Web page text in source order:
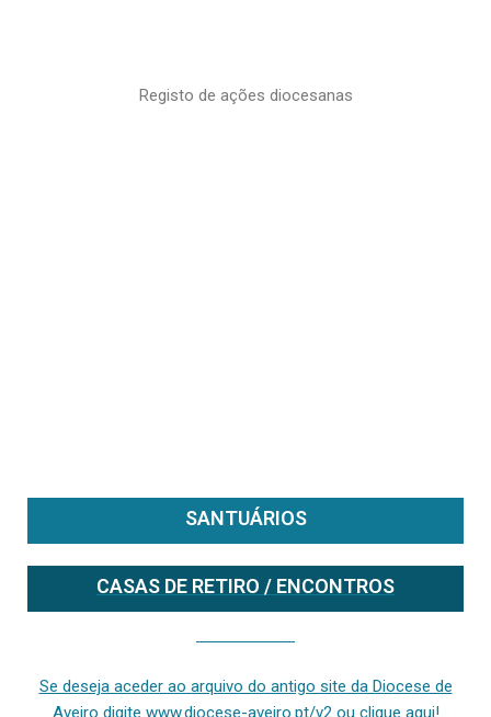
Registo de ações diocesanas
SANTUÁRIOS
CASAS DE RETIRO / ENCONTROS
Se deseja aceder ao arquivo do antigo site da Diocese de
Aveiro digite www.diocese-aveiro.pt/v2 ou clique aqui!